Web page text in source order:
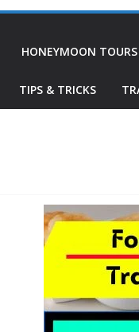
HONEYMOON TOURS
TIPS & TRICKS